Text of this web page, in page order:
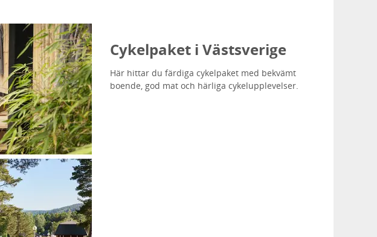
Cykelpaket i Västsverige
Här hittar du färdiga cykelpaket med bekvämt
boende, god mat och härliga cykelupplevelser.